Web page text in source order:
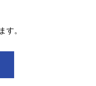
す。